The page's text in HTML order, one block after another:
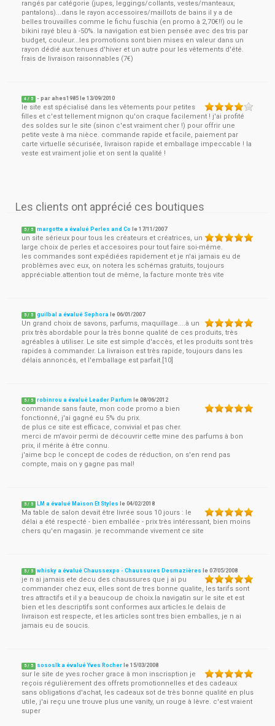
rangés par catégorie (jupes, leggings/collants, vestes/manteaux,
pantalons)...dans le rayon accessoires/maillots de bains il y a de
belles trouvailles comme le fichu fuschia (en promo à 2,70€!!) ou le
bikini rayé bleu à -50%. la navigation est bien pensée avec des tris par
budget, couleur...les promotions sont bien mises en valeur dans un
rayon dédié aux tenues d'hiver et un autre pour les vêtements d'été.
frais de livraison raisonnables (7€)
4 / 5 - par ahes1985 le13/09/2010
le site est spécialisé dans les vêtements pour petites
filles et c'est tellement mignon qu'on craque facilement ! j'ai profité
des soldes sur le site (sinon c'est vraiment cher !) pour offrir une
petite veste à ma nièce. commande rapide et facile, paiement par
carte virtuelle sécurisée, livraison rapide et emballage impeccable ! la
veste est vraiment jolie et on sent la qualité !
Les clients ont apprécié ces boutiques
5 / 5 margotte a évalué Perles and Co le17/11/2007
un site sérieux pour tous les créateurs et créatrices, un
large choix de perles et accesoires pour tout faire soi-même.
les commandes sont expédiées rapidement et je n'ai jamais eu de
problèmes avec eux, on notera les schémas gratuits, toujours
appréciable.attention tout de même, la facture monte très vite
5 / 5 guilbal a évalué Sephora le06/01/2007
Un grand choix de savons, parfums, maquillage....à un
prix très abordable pour la très bonne qualité de ces produits, très
agréables à utiliser. Le site est simple d'accès, et les produits sont très
rapides à commander. La livraison est très rapide, toujours dans les
délais annoncés, et l'emballage est parfait.[10]
5 / 5 robinrou a évalué Leader Parfum le08/06/2012
commande sans faute, mon code promo a bien
fonctionné, j'ai gagné eu 5% du prix.
de plus ce site est efficace, convivial et pas cher.
merci de m'avoir permi de découvrir cette mine des parfums à bon
prix, il mérite à être connu.
j'aime bcp le concept de codes de réduction, on s'en rend pas
compte, mais on y gagne pas mal!
5 / 5 LM a évalué Maison Et Styles le04/02/2018
Ma table de salon devait être livrée sous 10 jours : le
délai a été respecté - bien emballée - prix très intéressant, bien moins
chers qu'en magasin. je recommande vivement ce site
5 / 5 whisky a évalué Chaussexpo - Chaussures Desmazières le07/05/2008
je n ai jamais ete decu des chaussures que j ai pu
commander chez eux, elles sont de tres bonne qualite, les tarifs sont
tres attractifs et il y a beaucoup de choix.la navigatin sur le site et est
bien et les descriptifs sont conformes aux articles.le delais de
livraison est respecte, et les articles sont tres bien emballes, je n ai
jamais eu de soucis.
5 / 5 sososlk a évalué Yves Rocher le15/03/2008
sur le site de yves rocher grace à mon inscrisption je
reçois régulièrement des offrets promotionnelles et des cadeaux
sans obligations d'achat, les cadeaux sot de très bonne qualité en plus
utile, j'ai reçu une trouve plus une vanity, un rouge à lèvre. c'est vraient
super